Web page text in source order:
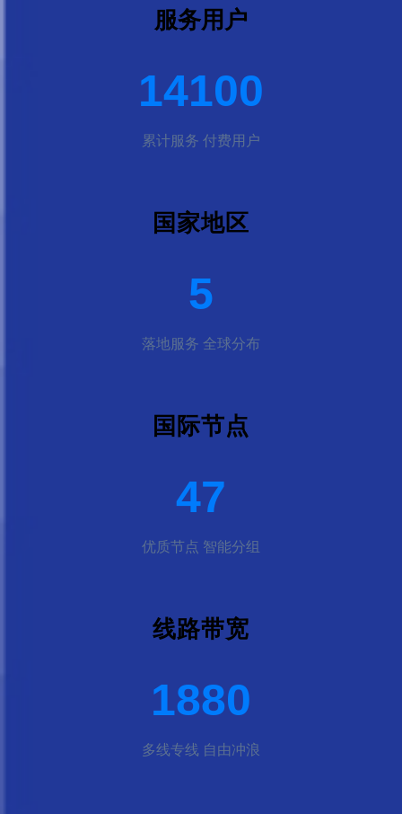
服务用户
15000
累计服务 付费用户
国家地区
5
落地服务 全球分布
国际节点
50
优质节点 智能分组
线路带宽
2000
多线专线 自由冲浪